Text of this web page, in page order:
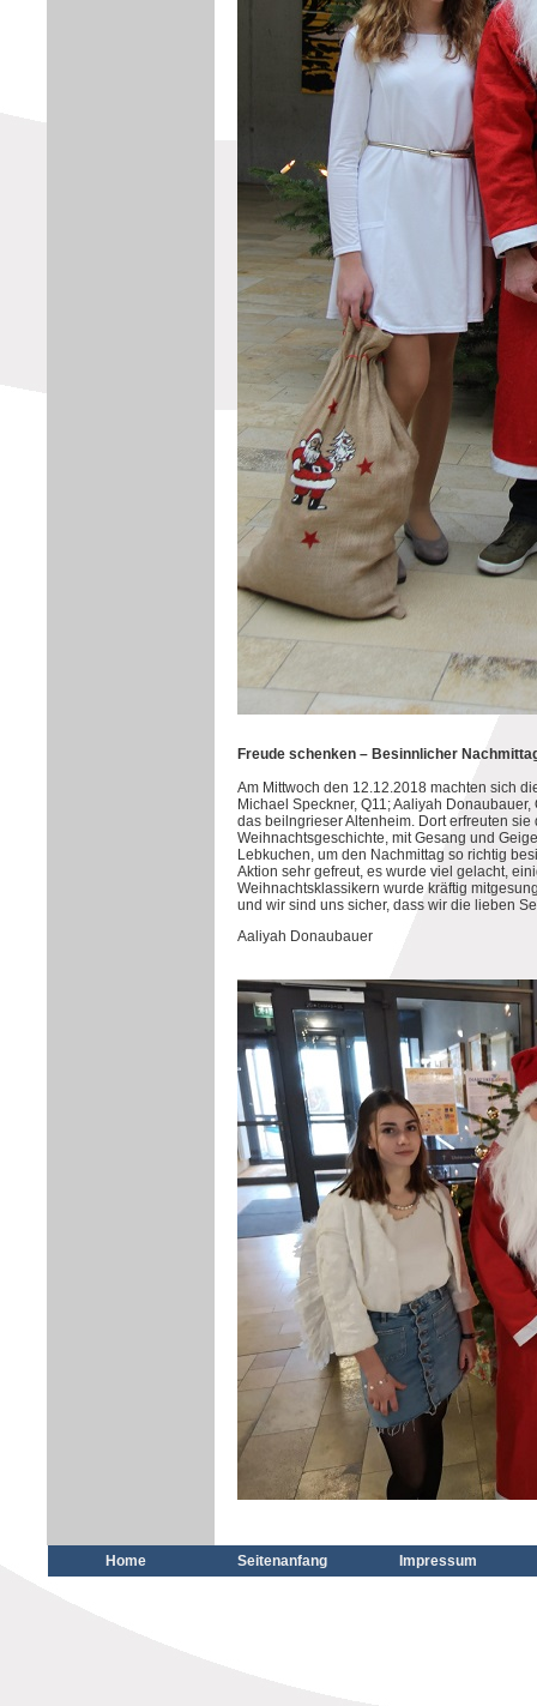
Freude schenken – Besinnlicher
Am Mittwoch den 12.12.2018 machten sich
Michael Speckner, Q11; Aaliyah
das beilngrieser Altenheim. Dort erfreuten
Weihnachtsgeschichte, mit Gesang und
Lebkuchen, um den Nachmittag so richtig
Aktion sehr gefreut, es wurde viel gelacht,
Weihnachtsklassikern wurde kräftig
und wir sind uns sicher, dass wir die lieben
Aaliyah Donaubauer
Home Seitenanfang Impressum